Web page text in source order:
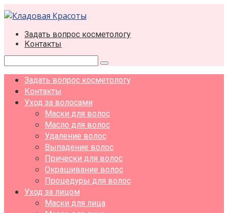
Перейти
к
контентуЗадать вопрос косметологу
Контакты
Поиск:
Задать вопрос косметологу
Контакты
Уход за волосами
Маски для волос
Масло для волос
Удаление волос
Выпадение волос
Прически для волос
Окрашивание волос
Процедуры для волос
Уход за лицом
Маски для лица